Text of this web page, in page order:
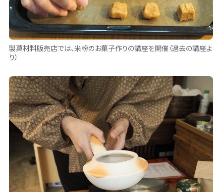
製菓材料販売店では、米粉のお菓子作りの講座を開催（過去の講座よ
り）